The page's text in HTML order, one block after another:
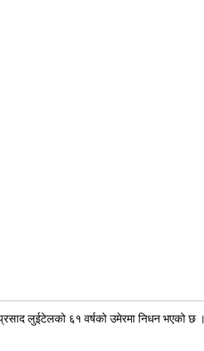
लुईटेलको ६१ वर्षको उमेरमा निधन भएको छ ।